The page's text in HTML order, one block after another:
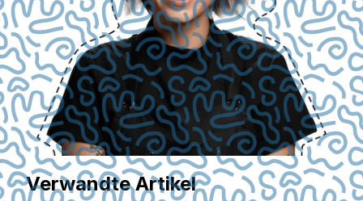
Verwandte Artikel